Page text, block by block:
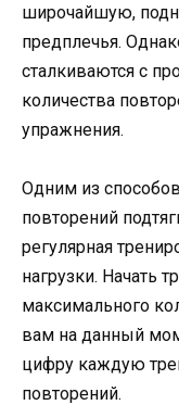
широчайшую,
предплечья.
сталкиваются с
количества
упражнения.
Одним из
повторений
регулярная
нагрузки. Начать
максимального
вам на данный
цифру каждую
повторений.